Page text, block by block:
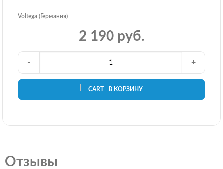
Voltega (Германия)
2 190 руб.
В КОРЗИНУ
- +
Отзывы